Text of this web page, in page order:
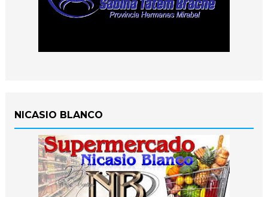
NICASIO BLANCO